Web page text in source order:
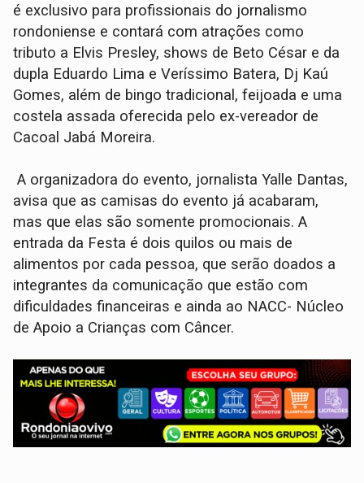
é exclusivo para profissionais do jornalismo
rondoniense e contará com atrações como
tributo a Elvis Presley, shows de Beto César e da
dupla Eduardo Lima e Veríssimo Batera, Dj Kaú
Gomes, além de bingo tradicional, feijoada e uma
costela assada oferecida pelo ex-vereador de
Cacoal Jabá Moreira.
A organizadora do evento, jornalista Yalle Dantas,
avisa que as camisas do evento já acabaram,
mas que elas são somente promocionais. A
entrada da Festa é dois quilos ou mais de
alimentos por cada pessoa, que serão doados a
integrantes da comunicação que estão com
dificuldades financeiras e ainda ao NACC- Núcleo
de Apoio a Crianças com Câncer.